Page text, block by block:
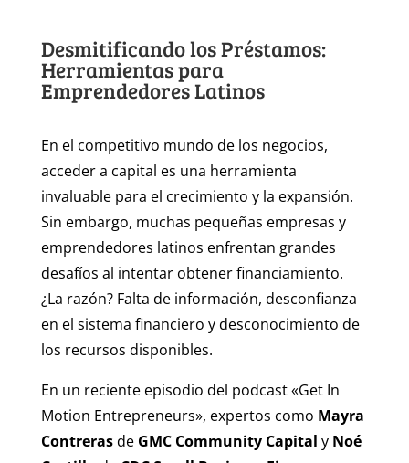
Desmitificando los Préstamos:
Herramientas para
Emprendedores Latinos
En el competitivo mundo de los negocios,
acceder a capital es una herramienta
invaluable para el crecimiento y la expansión.
Sin embargo, muchas pequeñas empresas y
emprendedores latinos enfrentan grandes
desafíos al intentar obtener financiamiento.
¿La razón? Falta de información, desconfianza
en el sistema financiero y desconocimiento de
los recursos disponibles.
En un reciente episodio del podcast «Get In
Motion Entrepreneurs», expertos como Mayra
Contrerasde GMC Community Capital y Noé